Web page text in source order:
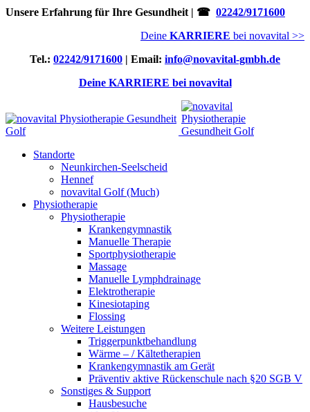
Unsere Erfahrung für Ihre Gesundheit | ☎ 02242/9171600
Deine KARRIERE bei novavital >>
Tel.: 02242/9171600 | Email: info@novavital-gmbh.de
Deine KARRIERE bei novavital
Standorte
Neunkirchen-Seelscheid
Hennef
novavital Golf (Much)
Physiotherapie
Physiotherapie
Krankengymnastik
Manuelle Therapie
Sportphysiotherapie
Massage
Manuelle Lymphdrainage
Elektrotherapie
Kinesiotaping
Flossing
Weitere Leistungen
Triggerpunktbehandlung
Wärme – / Kältetherapien
Krankengymnastik am Gerät
Präventiv aktive Rückenschule nach §20 SGB V
Sonstiges & Support
Hausbesuche